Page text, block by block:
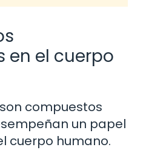
en el cuerpo
compuestos
un papel
cuerpo humano.